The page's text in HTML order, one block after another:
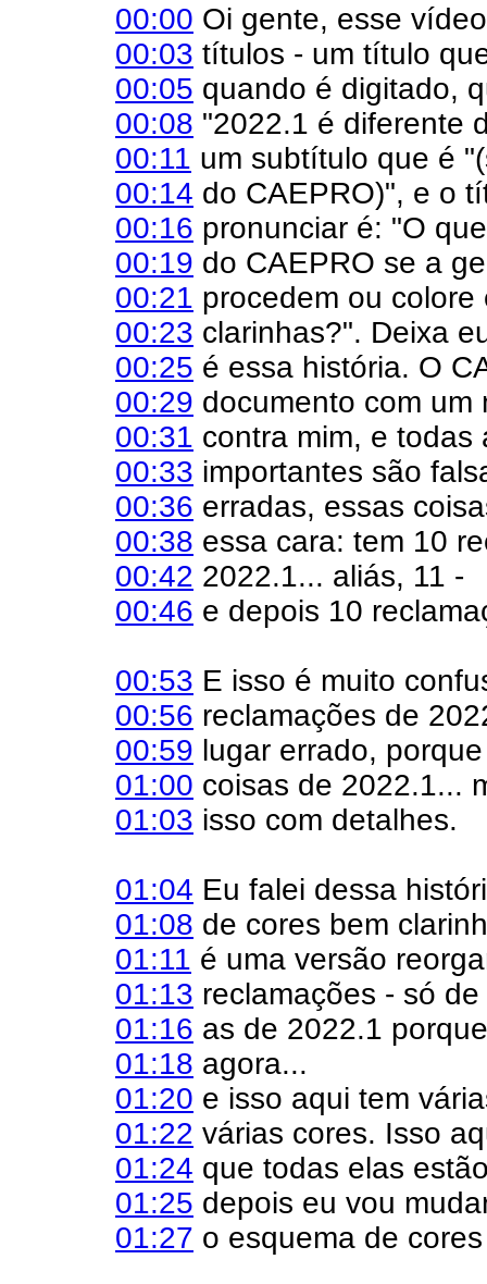
00:00 Oi gente, esse
00:03 títulos - um título
00:05 quando é digitado,
00:08 "2022.1 é diferente
00:11 um subtítulo que é
00:14 do CAEPRO)", e o
00:16 pronunciar é: "O
00:19 do CAEPRO se a
00:21 procedem ou
00:23 clarinhas?". Deixa
00:25 é essa história. O
00:29 documento com um
00:31 contra mim, e todas
00:33 importantes são
00:36 erradas, essas
00:38 essa cara: tem 10
00:42 2022.1... aliás, 11 -
00:46 e depois 10
00:53 E isso é muito
00:56 reclamações de
00:59 lugar errado,
01:00 coisas de 2022.1...
01:03 isso com detalhes.
01:04 Eu falei dessa
01:08 de cores bem
01:11 é uma versão
01:13 reclamações - só
01:16 as de 2022.1
01:18 agora...
01:20 e isso aqui tem
01:22 várias cores. Isso
01:24 que todas elas
01:25 depois eu vou
01:27 o esquema de